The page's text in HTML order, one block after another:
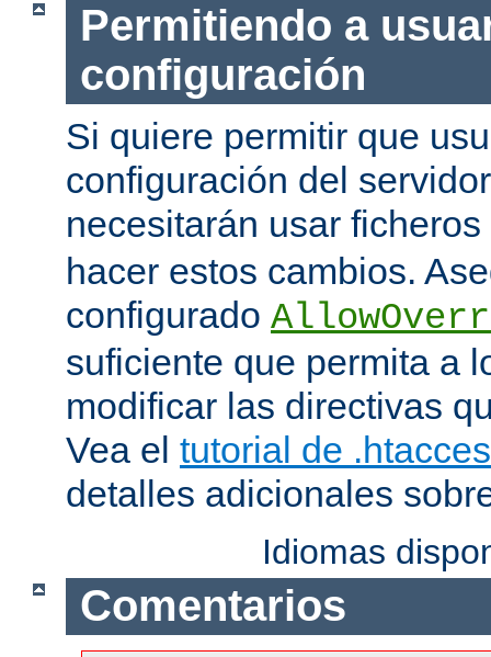
Permitiendo a
configuración
Si quiere permitir que
configuración del
necesitarán usar ficheros
hacer estos cambios.
configurado
suficiente que permita a
modificar las directivas
Vea el tutorial de
detalles adicionales
Idiomas
Comentarios